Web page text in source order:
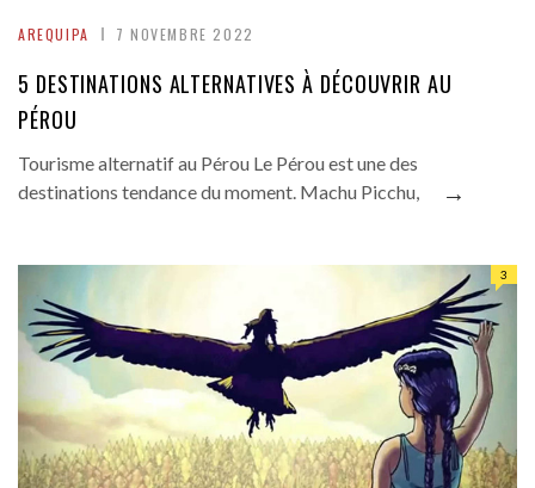
AREQUIPA 7 NOVEMBRE 2022
5 DESTINATIONS ALTERNATIVES À DÉCOUVRIR AU
PÉROU
Tourisme alternatif au Pérou Le Pérou est une des
destinations tendance du moment. Machu Picchu,
→
3